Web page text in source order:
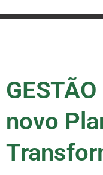
novo